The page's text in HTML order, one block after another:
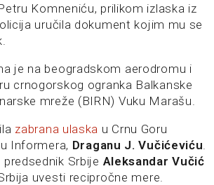
Komneniću, prilikom izlaska iz
uručila dokument kojim mu se
je na beogradskom aerodromu i
crnogorskog ogranka Balkanske
mreže (BIRN) Vuku Marašu.
zabrana ulaska u Crnu Goru
Informera, Draganu J. Vučićeviću
Srbije Aleksandar Vučić
uvesti recipročne mere.